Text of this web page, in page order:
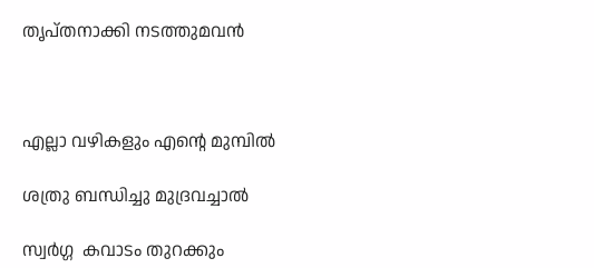
തൃപ്തനാക്കി നടത്തുമവന്‍
എല്ലാ വഴികളും എന്റെ മുമ്പില്‍
ശത്രു ബന്ധിച്ചു മുദ്രവച്ചാല്‍
സ്വര്‍ഗ്ഗ കവാടം തുറക്കും